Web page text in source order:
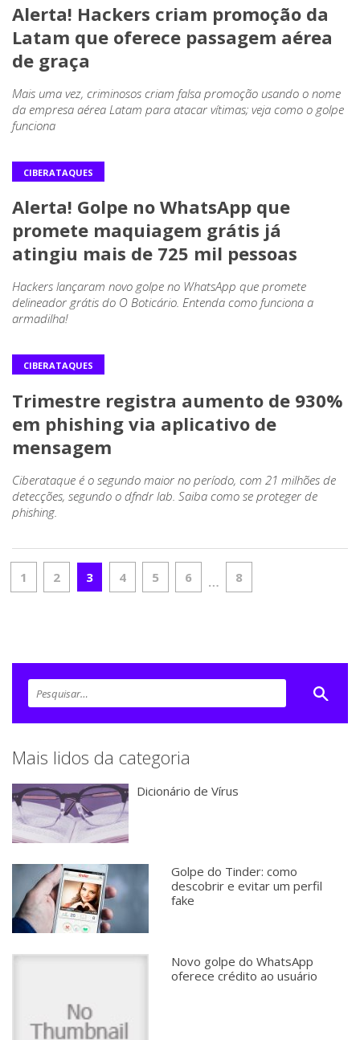
Alerta! Hackers criam promoção da
Latam que oferece passagem aérea
de graça
Mais uma vez, criminosos criam falsa promoção usando o nome
da empresa aérea Latam para atacar vítimas; veja como o golpe
funciona
CIBERATAQUES
Alerta! Golpe no WhatsApp que
promete maquiagem grátis já
atingiu mais de 725 mil pessoas
Hackers lançaram novo golpe no WhatsApp que promete
delineador grátis do O Boticário. Entenda como funciona a
armadilha!
CIBERATAQUES
Trimestre registra aumento de 930%
em phishing via aplicativo de
mensagem
Ciberataque é o segundo maior no período, com 21 milhões de
detecções, segundo o dfndr lab. Saiba como se proteger de
phishing.
1 2 3 4 5 6 … 8
Mais lidos da categoria
Dicionário de Vírus
Golpe do Tinder: como
descobrir e evitar um perfil
fake
Novo golpe do WhatsApp
oferece crédito ao usuário